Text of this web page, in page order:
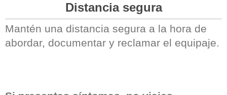
Distancia segura
Mantén una distancia segura a la hora de
abordar, documentar y reclamar el equipaje.